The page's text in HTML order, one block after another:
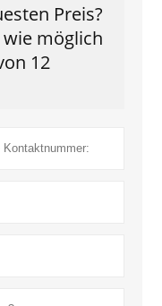
Preis?
möglich
12